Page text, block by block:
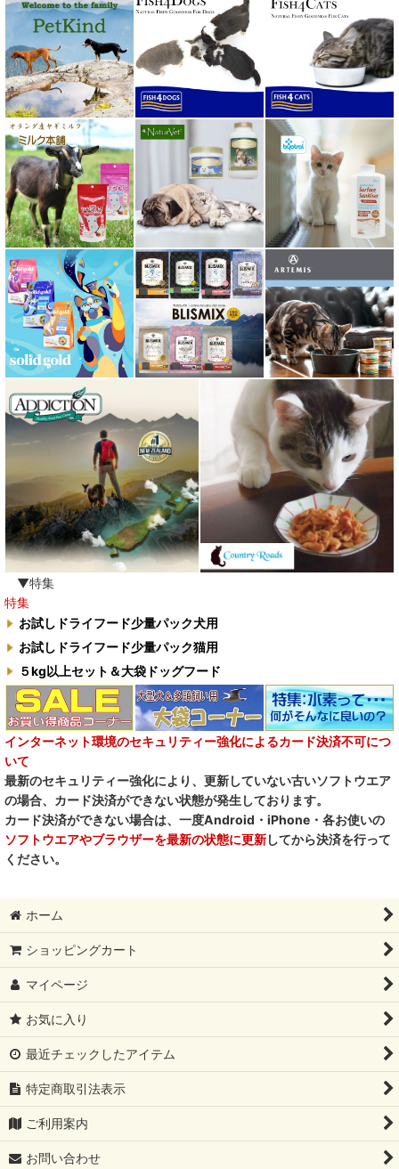
▼特集
特集
お試しドライフード少量パック犬用
お試しドライフード少量パック猫用
５kg以上セット＆大袋ドッグフード
インターネット環境のセキュリティー強化によるカード決済不可につ
いて
最新のセキュリティー強化により、更新していない古いソフトウエア
の場合、カード決済ができない状態が発生しております。
カード決済ができない場合は、一度Android・iPhone・各お使いの
ソフトウエアやブラウザーを最新の状態に更新してから決済を行って
ください。
ホーム
ショッピングカート
マイページ
お気に入り
最近チェックしたアイテム
特定商取引法表示
ご利用案内
お問い合わせ